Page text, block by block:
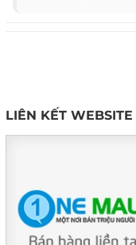
LIÊN KẾT WEBSITE